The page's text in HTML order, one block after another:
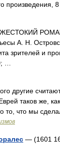
произведения,
А. Н.
зрителей и
…
другие
таков же,
то, что мы
— (1601